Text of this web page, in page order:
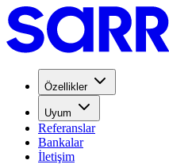
Özellikler
Uyum
Referanslar
Bankalar
İletişim